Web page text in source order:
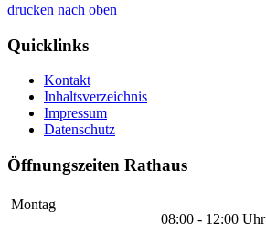
drucken nach oben
Quicklinks
Kontakt
Inhaltsverzeichnis
Impressum
Datenschutz
Öffnungszeiten Rathaus
Montag
08:00 - 12:00 Uhr